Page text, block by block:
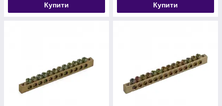
Купити Купити